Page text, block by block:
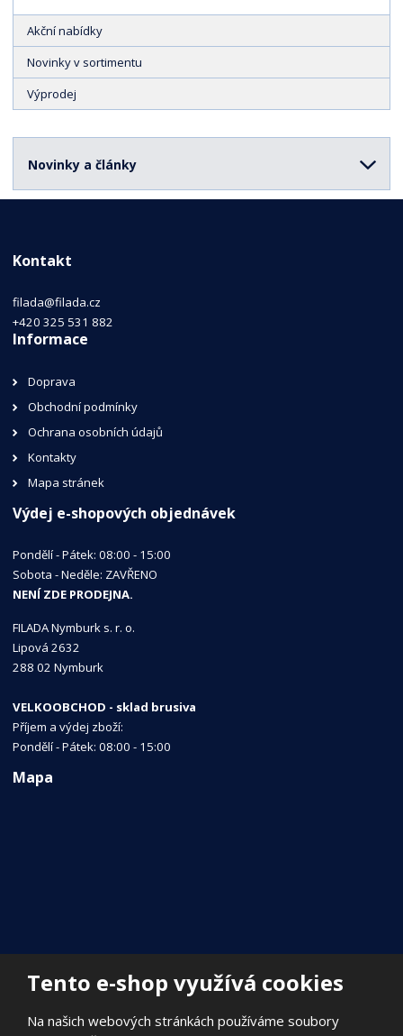
Tento e-shop využívá cookies
Na našich webových stránkách používáme soubory
Akční nabídky
Novinky v sortimentu
Výprodej
Novinky a články
Kontakt
filada@filada.cz
+420 325 531 882
Informace
Doprava
Obchodní podmínky
Ochrana osobních údajů
Kontakty
Mapa stránek
Výdej e-shopových objednávek
Pondělí - Pátek: 08:00 - 15:00
Sobota - Neděle: ZAVŘENO
NENÍ ZDE PRODEJNA.
FILADA Nymburk s. r. o.
Lipová 2632
288 02 Nymburk
VELKOOBCHOD - sklad brusiva
Příjem a výdej zboží:
Pondělí - Pátek: 08:00 - 15:00
Mapa